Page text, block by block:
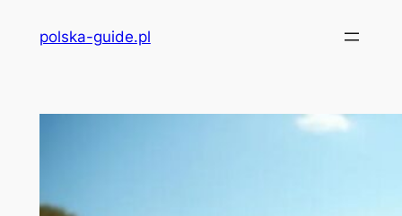
polska-guide.pl